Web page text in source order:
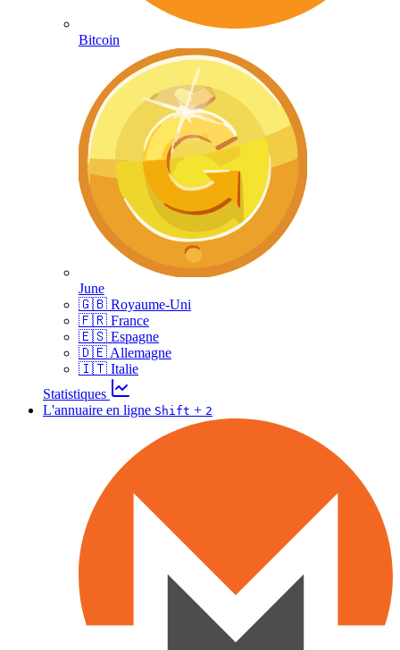
Bitcoin
June
🇬🇧 Royaume-Uni
🇫🇷 France
🇪🇸 Espagne
🇩🇪 Allemagne
🇮🇹 Italie
Statistiques
L'annuaire en ligne Shift + 2